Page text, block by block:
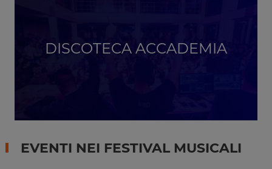
DISCOTECA ACCADEMIA
EVENTI NEI FESTIVAL MUSICALI